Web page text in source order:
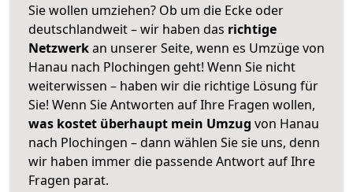
Sie wollen umziehen? Ob um die Ecke oder
deutschlandweit – wir haben das richtige
Netzwerkan unserer Seite, wenn es Umzüge von
Hanau nach Plochingen geht! Wenn Sie nicht
weiterwissen – haben wir die richtige Lösung für
Sie! Wenn Sie Antworten auf Ihre Fragen wollen,
was kostet überhaupt mein Umzug von Hanau
nach Plochingen – dann wählen Sie sie uns, denn
wir haben immer die passende Antwort auf Ihre
Fragen parat.